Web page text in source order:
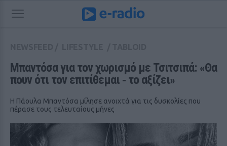
Μπαντόσα για τον χωρισμό με Τσιτσιπά: «Θα
πουν ότι τον επιτίθεμαι ‑ το αξίζει»
Η Πάουλα Μπαντόσα μίλησε ανοιχτά για τις δυσκολίες που
πέρασε τους τελευταίους μήνες